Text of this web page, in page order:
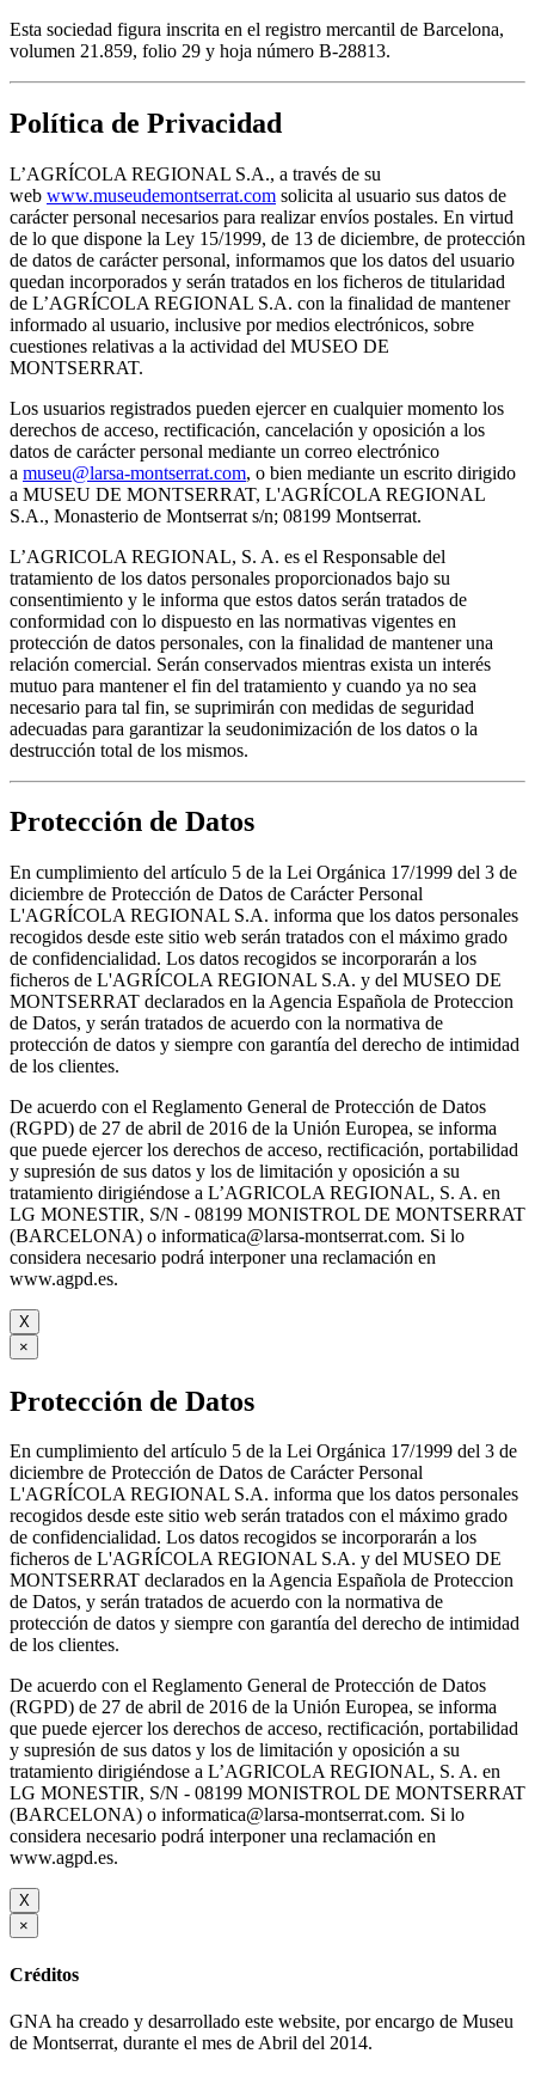
Esta sociedad figura inscrita en el registro mercantil de Barcelona,
volumen 21.859, folio 29 y hoja número B-28813.
Política de Privacidad
L’AGRÍCOLA REGIONAL S.A., a través de su
web www.museudemontserrat.com solicita al usuario sus datos de
carácter personal necesarios para realizar envíos postales. En virtud
de lo que dispone la Ley 15/1999, de 13 de diciembre, de protección
de datos de carácter personal, informamos que los datos del usuario
quedan incorporados y serán tratados en los ficheros de titularidad
de L’AGRÍCOLA REGIONAL S.A. con la finalidad de mantener
informado al usuario, inclusive por medios electrónicos, sobre
cuestiones relativas a la actividad del MUSEO DE
MONTSERRAT.
Los usuarios registrados pueden ejercer en cualquier momento los
derechos de acceso, rectificación, cancelación y oposición a los
datos de carácter personal mediante un correo electrónico
a museu@larsa-montserrat.com, o bien mediante un escrito dirigido
a MUSEU DE MONTSERRAT, L'AGRÍCOLA REGIONAL
S.A., Monasterio de Montserrat s/n; 08199 Montserrat.
L’AGRICOLA REGIONAL, S. A. es el Responsable del
tratamiento de los datos personales proporcionados bajo su
consentimiento y le informa que estos datos serán tratados de
conformidad con lo dispuesto en las normativas vigentes en
protección de datos personales, con la finalidad de mantener una
relación comercial. Serán conservados mientras exista un interés
mutuo para mantener el fin del tratamiento y cuando ya no sea
necesario para tal fin, se suprimirán con medidas de seguridad
adecuadas para garantizar la seudonimización de los datos o la
destrucción total de los mismos.
Protección de Datos
En cumplimiento del artículo 5 de la Lei Orgánica 17/1999 del 3 de
diciembre de Protección de Datos de Carácter Personal
L'AGRÍCOLA REGIONAL S.A. informa que los datos personales
recogidos desde este sitio web serán tratados con el máximo grado
de confidencialidad. Los datos recogidos se incorporarán a los
ficheros de L'AGRÍCOLA REGIONAL S.A. y del MUSEO DE
MONTSERRAT declarados en la Agencia Española de Proteccion
de Datos, y serán tratados de acuerdo con la normativa de
protección de datos y siempre con garantía del derecho de intimidad
de los clientes.
De acuerdo con el Reglamento General de Protección de Datos
(RGPD) de 27 de abril de 2016 de la Unión Europea, se informa
que puede ejercer los derechos de acceso, rectificación, portabilidad
y supresión de sus datos y los de limitación y oposición a su
tratamiento dirigiéndose a L’AGRICOLA REGIONAL, S. A. en
LG MONESTIR, S/N - 08199 MONISTROL DE MONTSERRAT
(BARCELONA) o informatica@larsa-montserrat.com. Si lo
considera necesario podrá interponer una reclamación en
www.agpd.es.
X
×
Protección de Datos
En cumplimiento del artículo 5 de la Lei Orgánica 17/1999 del 3 de
diciembre de Protección de Datos de Carácter Personal
L'AGRÍCOLA REGIONAL S.A. informa que los datos personales
recogidos desde este sitio web serán tratados con el máximo grado
de confidencialidad. Los datos recogidos se incorporarán a los
ficheros de L'AGRÍCOLA REGIONAL S.A. y del MUSEO DE
MONTSERRAT declarados en la Agencia Española de Proteccion
de Datos, y serán tratados de acuerdo con la normativa de
protección de datos y siempre con garantía del derecho de intimidad
de los clientes.
De acuerdo con el Reglamento General de Protección de Datos
(RGPD) de 27 de abril de 2016 de la Unión Europea, se informa
que puede ejercer los derechos de acceso, rectificación, portabilidad
y supresión de sus datos y los de limitación y oposición a su
tratamiento dirigiéndose a L’AGRICOLA REGIONAL, S. A. en
LG MONESTIR, S/N - 08199 MONISTROL DE MONTSERRAT
(BARCELONA) o informatica@larsa-montserrat.com. Si lo
considera necesario podrá interponer una reclamación en
www.agpd.es.
X
×
Créditos
GNA ha creado y desarrollado este website, por encargo de Museu
de Montserrat, durante el mes de Abril del 2014.